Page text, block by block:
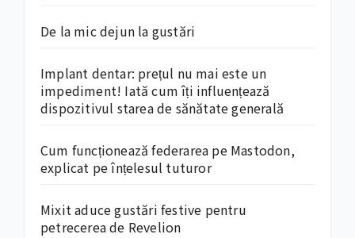
De la mic dejun la gustări
Implant dentar: prețul nu mai este un
impediment! Iată cum îți influențează
dispozitivul starea de sănătate generală
Cum funcționează federarea pe Mastodon,
explicat pe înțelesul tuturor
Mixit aduce gustări festive pentru
petrecerea de Revelion